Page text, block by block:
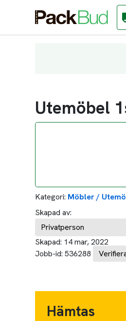
Utemöbel
Kategori: Möbler /
Skapad av:
Privatperson
Skapad: 14 mar, 2022
Jobb-id: 536288
Hämtas